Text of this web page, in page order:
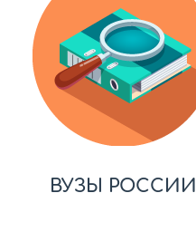
ВУЗЫ РОССИИ